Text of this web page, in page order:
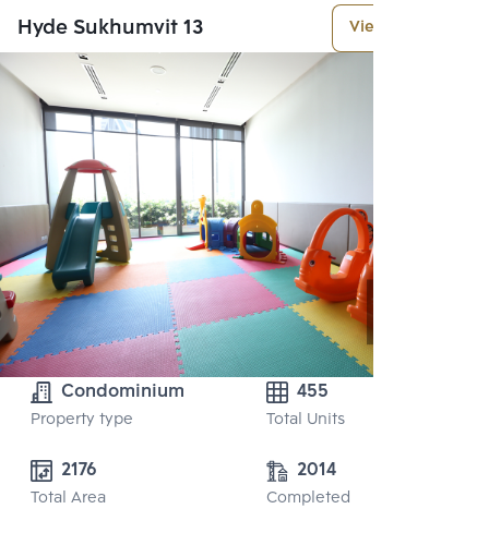
Hyde Sukhumvit 13 View More
Condominium
Property type
455
Total Units
2176
Total Area
2014
Completed